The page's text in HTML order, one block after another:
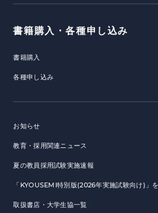
書籍購入・各種申し込み
書籍購入
各種申し込み
お知らせ
教育・採用関連ニュース
夏の教員採用試験実施速報
「KYOUSEMI特別版(2026年実施試験向け)」
取扱書店・大学生協一覧